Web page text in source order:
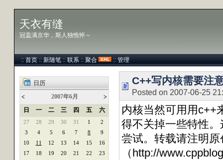
天衣有缝
冠盖满京华，斯人独憔悴～
:: 首页 :: 新随笔 :: 联系 :: 聚合 :: 管理
日历
<
2007年6月
>
日
一 二 三 四 五 六
27 28 29 30 31 1
2
3
4 5 6 7 8
9
10
11 12 13 14 15
16
17
18 19 20 21 22
23
C++写内核需要注
Posted on 2007-06-25
内核当然可用用c++
得不关掉一些特性
尝试。转载请注明
（http://